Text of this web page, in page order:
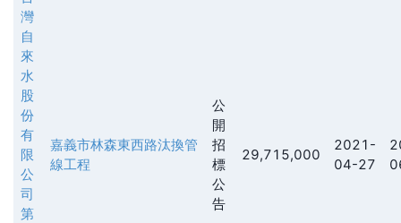
灣
自
來
水
股
份
有
限
公
司
第
嘉義市林森東西路汰換管
線工程
公
開
招
標
公
告
29,715,000
2021-
04-27